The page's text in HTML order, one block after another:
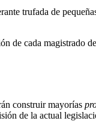
trufada de
de cada magistrado
construir mayorías
de la actual